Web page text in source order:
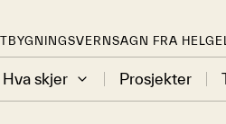
Hva skjer Prosjekter
BYGNINGSVERNSAGN FRA